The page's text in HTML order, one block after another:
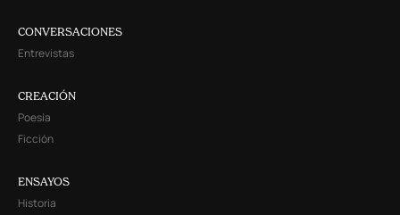
CONVERSACIONES
Entrevistas
CREACIÓN
Poesía
Ficción
ENSAYOS
Historia